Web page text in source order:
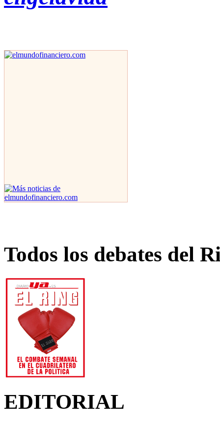
Todos los debates del
EDITORIAL